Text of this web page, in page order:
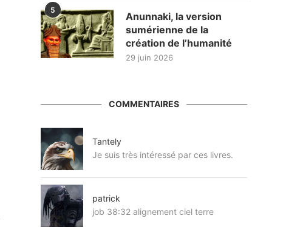
5
Anunnaki, la version
sumérienne de la
création de l’humanité
29 juin 2026
COMMENTAIRES
Tantely
Je suis très intéressé par ces livres.
patrick
job 38:32 alignement ciel terre